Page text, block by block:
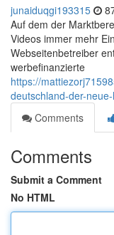
junaiduqgi193315
Auf dem der
Videos immer mehr
Webseitenbetreiber
werbefinanzierte
https://
deutschland-der-
Comments
Comments
Submit a Comment
No HTML